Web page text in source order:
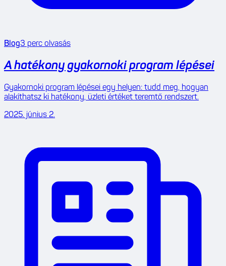
Blog3 perc olvasás
A hatékony gyakornoki program lépései
Gyakornoki program lépései egy helyen: tudd meg, hogyan
alakíthatsz ki hatékony, üzleti értéket teremtő rendszert.
2025. június 2.